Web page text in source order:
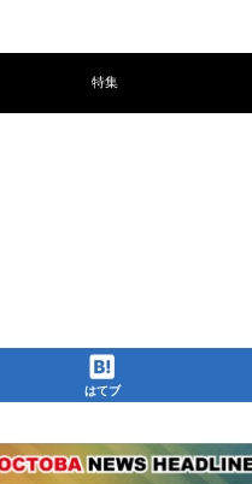
特集
はてブ